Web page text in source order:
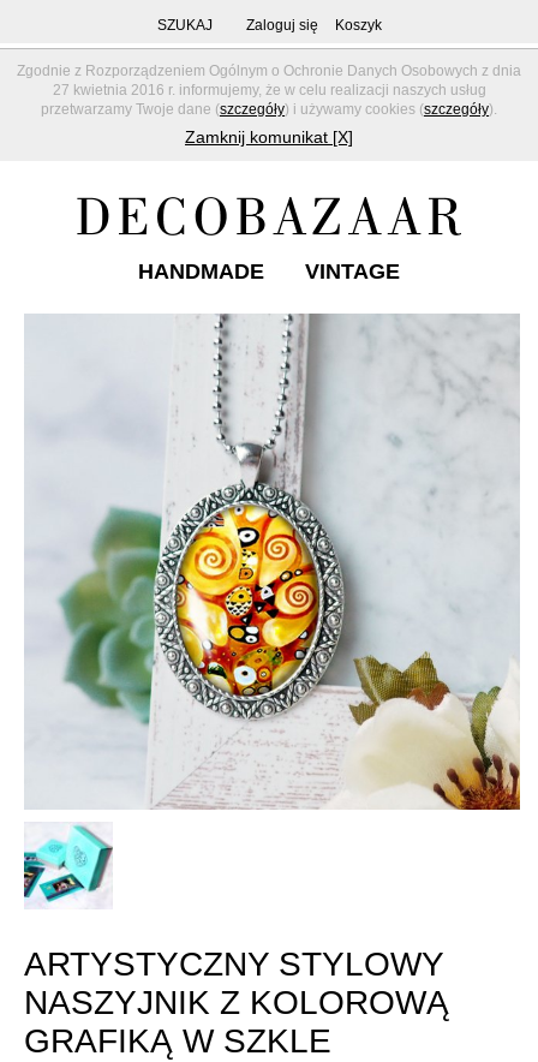
Zgodnie z Rozporządzeniem Ogólnym o Ochronie Danych Osobowych z dnia
27 kwietnia 2016 r. informujemy, że w celu realizacji naszych usług
przetwarzamy Twoje dane (szczegóły) i używamy cookies (szczegóły).
Zamknij komunikat [X]
SZUKAJ Zaloguj się Koszyk
HANDMADE VINTAGE
ARTYSTYCZNY STYLOWY
NASZYJNIK Z KOLOROWĄ
GRAFIKĄ W SZKLE